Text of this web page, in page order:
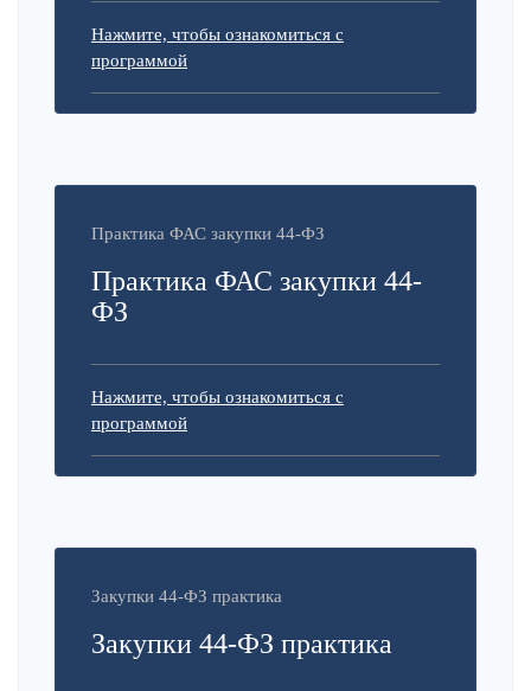
Нажмите, чтобы ознакомиться с
программой
Практика ФАС закупки 44-ФЗ
Практика ФАС закупки 44-
ФЗ
Нажмите, чтобы ознакомиться с
программой
Закупки 44-ФЗ практика
Закупки 44-ФЗ практика